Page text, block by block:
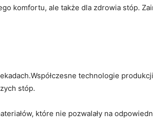
komfortu, ale ⁤także dla zdrowia stóp.
technologie
‍stóp.
które nie pozwalały ⁢na